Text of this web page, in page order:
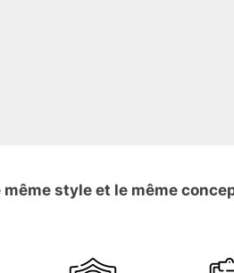
même style et le même